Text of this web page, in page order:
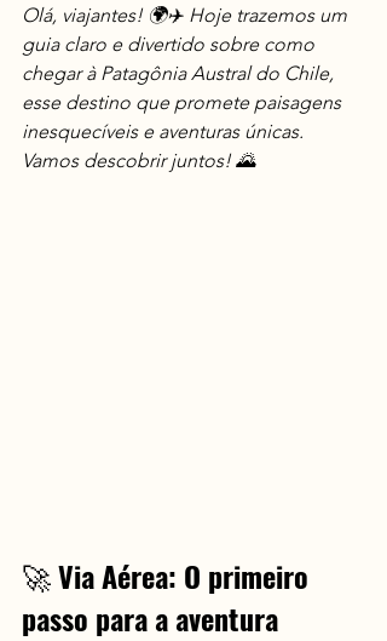
Olá, viajantes! 🌍✈️ Hoje trazemos um
guia claro e divertido sobre como
chegar à Patagônia Austral do Chile,
esse destino que promete paisagens
inesquecíveis e aventuras únicas.
Vamos descobrir juntos! 🌄
🚀 Via Aérea: O primeiro
passo para a aventura